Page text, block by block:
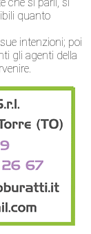
quanto
intenzioni; poi
gli agenti della